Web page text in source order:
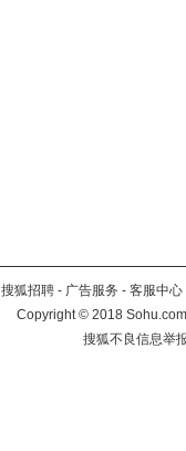
搜狐招聘 - 广告服务 - 客服中心
Copyright©2018
搜狐不良信息举